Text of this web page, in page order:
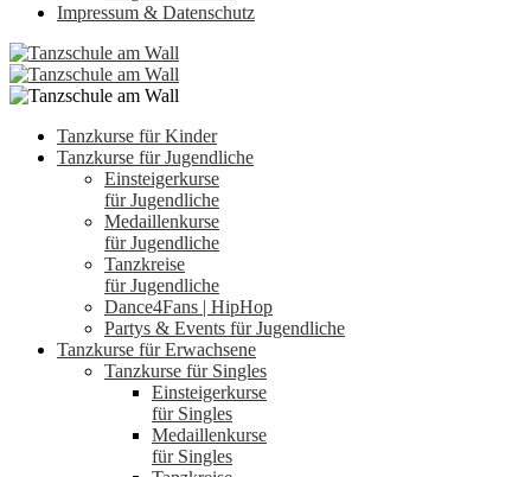
Impressum & Datenschutz
Tanzkurse für Kinder
Tanzkurse für Jugendliche
Einsteigerkurse
für Jugendliche
Medaillenkurse
für Jugendliche
Tanzkreise
für Jugendliche
Dance4Fans | HipHop
Partys & Events für Jugendliche
Tanzkurse für Erwachsene
Tanzkurse für Singles
Einsteigerkurse
für Singles
Medaillenkurse
für Singles